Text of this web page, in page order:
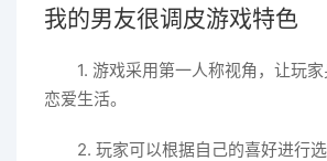
我的男友很调皮游戏特色
1. 游戏采用第一人称视角，让玩
恋爱生活。
2. 玩家可以根据自己的喜好进行选